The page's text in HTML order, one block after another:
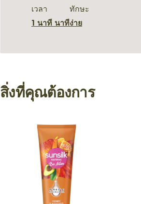
เวลา
1 นาที นาที
ทักษะ
ง่าย
สิ่งที่คุณต้องการ